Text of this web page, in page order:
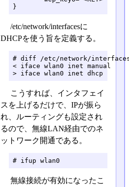
}
/etc/network/interfacesに
DHCPを使う旨を定義する。
# diff /etc/network/
< iface wlan0 inet manual
> iface wlan0 inet dhcp
こうすれば、インタフェイ
スを上げるだけで、IPが振ら
れ、ルーティングも設定され
るので、無線LAN経由でのネ
ットワーク開通である。
# ifup wlan0
無線接続が有効になったこ